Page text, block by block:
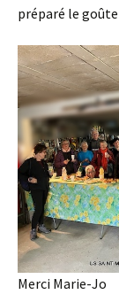
préparé le
Merci Marie-Jo